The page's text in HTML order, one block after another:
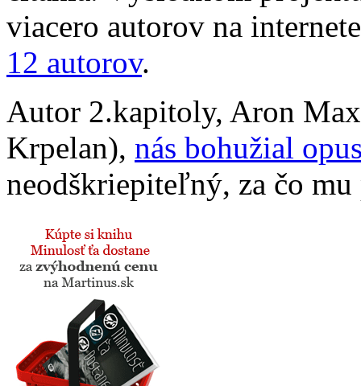
viacero autorov na
12 autorov.
Autor 2.kapitoly, Aron
Krpelan), nás bohužial
neodškriepiteľný, za čo